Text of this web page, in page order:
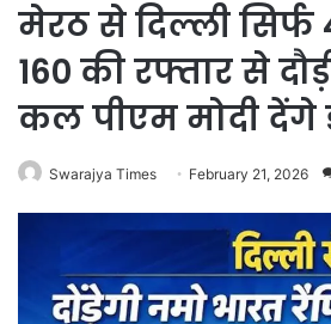
मेरठ से दिल्ली
160 की रफ्तार से
कल पीएम मोदी देंगे
Swarajya Times February 21, 2026